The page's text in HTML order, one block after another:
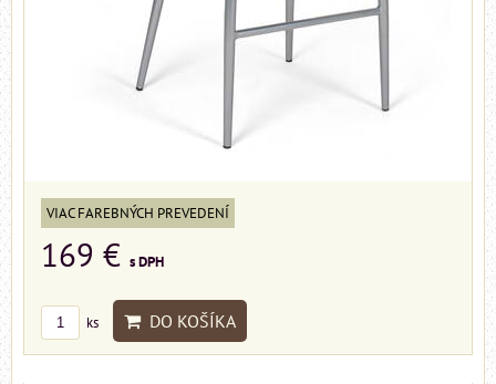
VIAC FAREBNÝCH PREVEDENÍ
169 € s DPH
ks DO KOŠÍKA